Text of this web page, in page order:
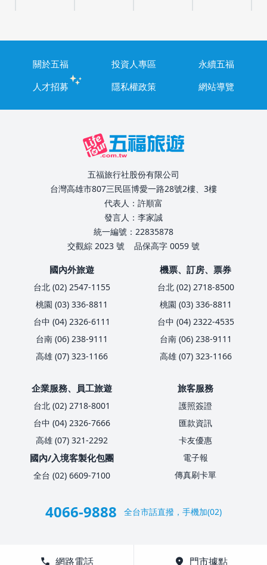
關於五福 投資人專區
永續五福
人才招募
隱私權政策 網站導覽
五福旅行社股份有限公司
台灣高雄市807三民區博愛一路28號2樓、3樓
代表人：許順富
發言人：李家誠
統一編號：22835878
交觀綜 2023 號
品保高字 0059 號
國內外旅遊
台北 (02) 2547-1155
桃園 (03) 336-8811
台中 (04) 2326-6111
台南 (06) 238-9111
高雄 (07) 323-1166
機票、訂房、票券
台北 (02) 2718-8500
桃園 (03) 336-8811
台中 (04) 2322-4535
台南 (06) 238-9111
高雄 (07) 323-1166
企業服務、員工旅遊
台北 (02) 2718-8001
台中 (04) 2326-7666
高雄 (07) 321-2292
國內/入境客製化包團
全台 (02) 6609-7100
旅客服務
護照簽證
匯款資訊
卡友優惠
電子報
傳真刷卡單
4066-9888 全台市話直撥，手機加(02)
call 網路電話 location_on 門市據點